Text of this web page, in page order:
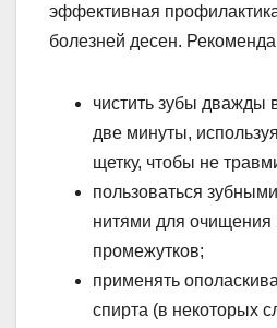
эффективная
болезней десен.
чистить зубы дважды
две минуты,
щетку, чтобы не
пользоваться
нитями для
промежутков;
применять
спирта (в некоторых